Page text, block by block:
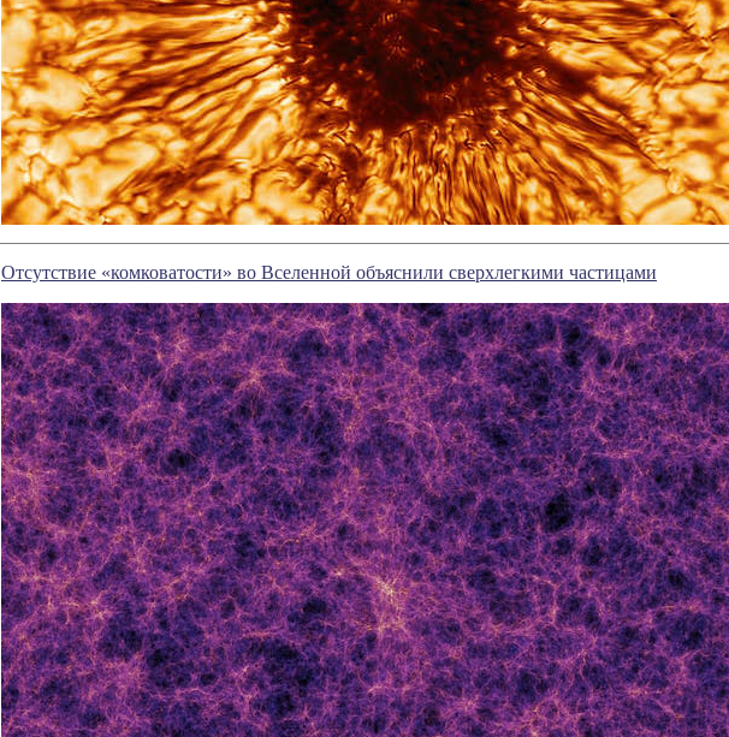
Отсутствие «комковатости» во Вселенной объяснили сверхлегкими частицами